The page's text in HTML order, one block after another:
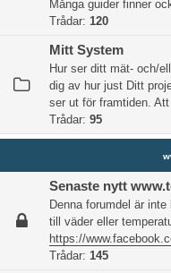
Många guider finner
Trådar: 120
Mitt System
Hur ser ditt mät- och/
dig av hur just Ditt
ser ut för framtiden.
Trådar: 95
Senaste nytt
Denna forumdel är
till väder eller
https://
Trådar: 145